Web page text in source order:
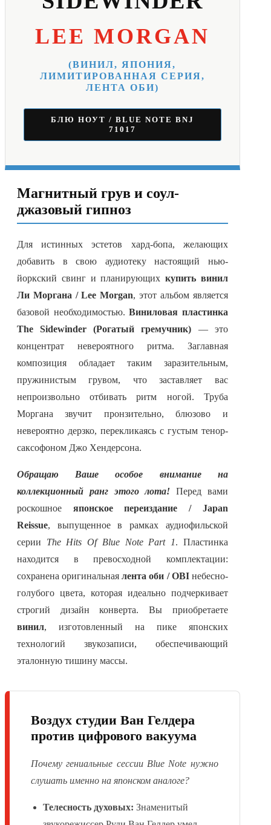
LEE MORGAN
(ВИНИЛ, ЯПОНИЯ,
ЛИМИТИРОВАННАЯ СЕРИЯ,
ЛЕНТА ОБИ)
БЛЮ НОУТ / BLUE NOTE BNJ
71017
Магнитный грув и соул-
джазовый гипноз
Для истинных эстетов хард-бопа, желающих
добавить в свою аудиотеку настоящий нью-
йоркский свинг и планирующихкупить винил
Ли Моргана / Lee Morgan, этот альбом является
базовой необходимостью.Виниловая пластинка
The Sidewinder (Рогатый гремучник) — это
концентрат невероятного ритма. Заглавная
композиция обладает таким заразительным,
пружинистым грувом, что заставляет вас
непроизвольно отбивать ритм ногой. Труба
Моргана звучит пронзительно, блюзово и
невероятно дерзко, перекликаясь с густым тенор-
саксофоном Джо Хендерсона.
Обращаю Ваше особое внимание на
коллекционный ранг этого лота! Перед вами
роскошное японское переиздание / Japan
Reissue, выпущенное в рамках аудиофильской
серии The Hits Of Blue Note Part 1. Пластинка
находится в превосходной комплектации:
сохранена оригинальнаялента оби / OBIнебесно-
голубого цвета, которая идеально подчеркивает
строгий дизайн конверта. Вы приобретаете
винил, изготовленный на пике японских
технологий звукозаписи, обеспечивающий
эталонную тишину массы.
Воздух студии Ван Гелдера
против цифрового вакуума
Почему гениальные сессии Blue Note нужно
слушать именно на японском аналоге?
Телесность духовых: Знаменитый